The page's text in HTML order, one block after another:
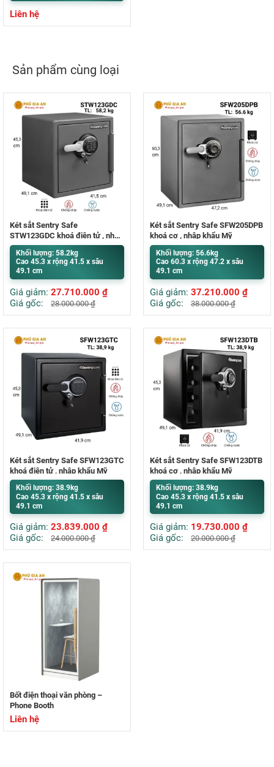
Liên hệ
Sản phẩm cùng loại
Két sắt Sentry Safe
STW123GDC khoá điện tử , nhập
khẩu Mỹ
Khối lượng: 58.2kg
Cao 45.3 x rộng 41.5 x sâu
49.1 cm
Giá giảm: 27.710.000 ₫
Giá gốc:
28.000.000₫
Két sắt Sentry Safe SFW205DPB
khoá cơ , nhập khẩu Mỹ
Khối lượng: 56.6kg
Cao 60.3 x rộng 47.2 x sâu
49.1 cm
Giá giảm: 37.210.000 ₫
Giá gốc:
38.000.000₫
Két sắt Sentry Safe SFW123GTC
khoá điện tử , nhập khẩu Mỹ
Khối lượng: 38.9kg
Cao 45.3 x rộng 41.5 x sâu
49.1 cm
Giá giảm: 23.839.000 ₫
Giá gốc:
24.000.000₫
Két sắt Sentry Safe SFW123DTB
khoá cơ , nhập khẩu Mỹ
Khối lượng: 38.9kg
Cao 45.3 x rộng 41.5 x sâu
49.1 cm
Giá giảm: 19.730.000 ₫
Giá gốc:
20.000.000₫
Bốt điện thoại văn phòng –
Phone Booth
Liên hệ